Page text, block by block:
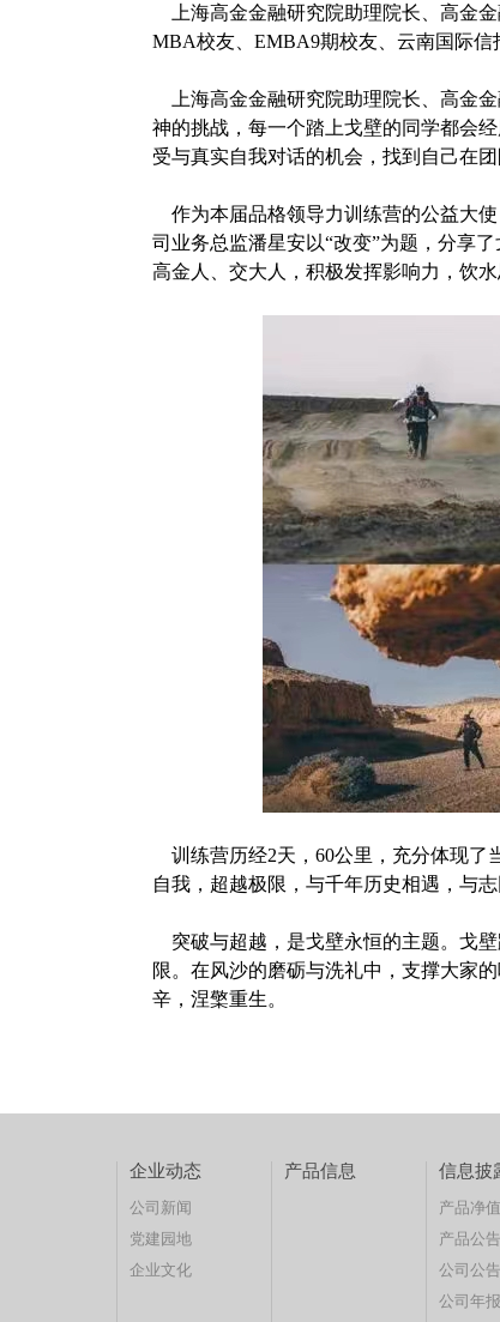
上海高金金融研究院助理院长、高金金
MBA校友、EMBA9期校友、云南国际信
上海高金金融研究院助理院长、高金金
神的挑战，每一个踏上戈壁的同学都会
受与真实自我对话的机会，找到自己在
作为本届品格领导力训练营的公益大使
司业务总监潘星安以“改变”为题，分享
高金人、交大人，积极发挥影响力，饮
训练营历经2天，60公里，充分体现了
自我，超越极限，与千年历史相遇，与
突破与超越，是戈壁永恒的主题。戈
限。在风沙的磨砺与洗礼中，支撑大家
辛，涅檠重生。
企业动态
公司新闻
党建园地
企业文化
产品信息 信息披
产品净值
产品公告
公司公告
公司年报